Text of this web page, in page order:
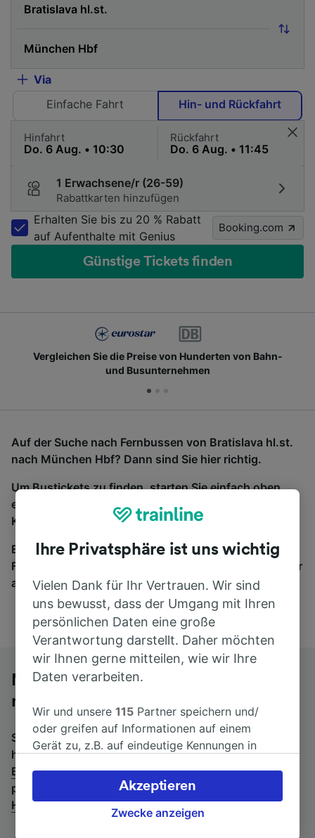
Via
Einfache Fahrt
Hin- und Rückfahrt
Hinfahrt Rückfahrt
1 Erwachsene/r (26-59)
Rabattkarten hinzufügen
Erhalten Sie bis zu 20 % Rabatt
auf Aufenthalte mit Genius
Booking.com
Günstige Tickets finden
Vergleichen Sie die Preise von Hunderten von Bahn-
und Busunternehmen
Auf der Suche nach Fernbussen von Bratislava hl.st.
nach München Hbf? Dann sind Sie hier richtig.
Um Bustickets zu finden, starten Sie einfach oben
eine Suche und wir vergleichen Fahrtzeiten und
Kosten für Bahn- und Busreisen miteinander.
Egal, wohin die Reise geht – starten Sie mit uns.
Finden Sie hier Fahrkarten für Verbindungen von mehr
als 170 Bahn- und Busunternehmen.
Mit dem Fernbus von Bratislava hl.st.
nach München Hbf
Suchen Sie nach einem Rückfahrtticket? Dann bitte
hier entlang:Fernbusse von München Hbf nach
Bratislava hl.st..Wenn Sie lieber mit dem Zug fahren,
prüfen Sie die
Züge von Bratislava hl.st. bis München
Hbf
.
Ihre Privatsphäre ist uns wichtig
Vielen Dank für Ihr Vertrauen. Wir sind
uns bewusst, dass der Umgang mit Ihren
persönlichen Daten eine große
Verantwortung darstellt. Daher möchten
wir Ihnen gerne mitteilen, wie wir Ihre
Daten verarbeiten.
Wir und unsere115 Partner speichern und/
oder greifen auf Informationen auf einem
Gerät zu, z.B. auf eindeutige Kennungen in
verarbeiten. Sie können Ihre Präferenzen
akzeptieren oder verwalten, einschließlich
Ihres Widerspruchsrechts bei berechtigtem
Zwecke anzeigen
Akzeptieren